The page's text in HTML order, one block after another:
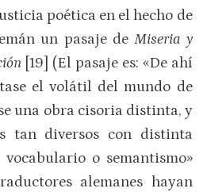
poética en el hecho de
un pasaje de Miseria y
[19] (El pasaje es: «De ahí
el volátil del mundo de
una obra cisoria distinta, y
tan diversos con distinta
o semantismo»
alemanes hayan